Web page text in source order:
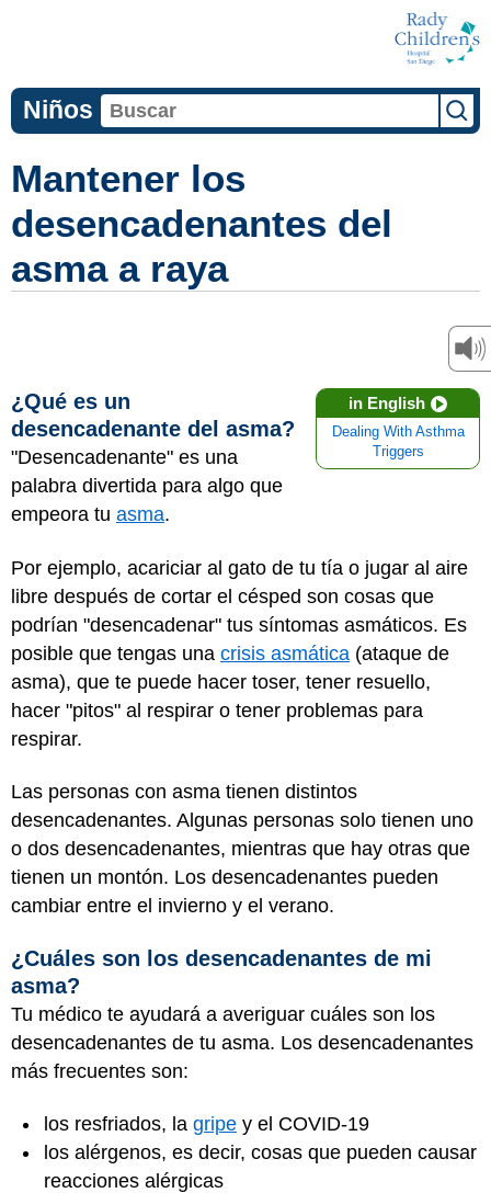
Niños
Mantener los
desencadenantes del
asma a raya
in English
Dealing With Asthma
Triggers
¿Qué es un
desencadenante del asma?
"Desencadenante" es una
palabra divertida para algo que
empeora tu asma.
Por ejemplo, acariciar al gato de tu tía o jugar al aire
libre después de cortar el césped son cosas que
podrían "desencadenar" tus síntomas asmáticos. Es
posible que tengas una crisis asmática (ataque de
asma), que te puede hacer toser, tener resuello,
hacer "pitos" al respirar o tener problemas para
respirar.
Las personas con asma tienen distintos
desencadenantes. Algunas personas solo tienen uno
o dos desencadenantes, mientras que hay otras que
tienen un montón. Los desencadenantes pueden
cambiar entre el invierno y el verano.
¿Cuáles son los desencadenantes de mi
asma?
Tu médico te ayudará a averiguar cuáles son los
desencadenantes de tu asma. Los desencadenantes
más frecuentes son:
los resfriados, la gripe y el COVID-19
los alérgenos, es decir, cosas que pueden causar
reacciones alérgicas